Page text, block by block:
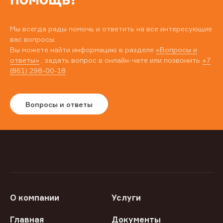
Мы всегда рады помочь и ответить на все интересующие
вас вопросы.
Вы можете найти информацию в разделе «Вопросы и
ответы» , задать вопрос в онлайн-чате или позвонить +7
(861) 298-00-18
Вопросы и ответы
О компании Услуги
Главная Документы